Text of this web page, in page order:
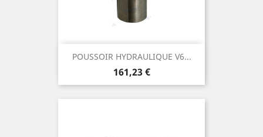
POUSSOIR HYDRAULIQUE V6...
Prix
161,23 €